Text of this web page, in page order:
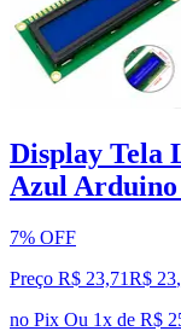
Display Tela
Azul Arduino
7% OFF
Preço R$ 23,71R$ 23,
no Pix Ou 1x de R$